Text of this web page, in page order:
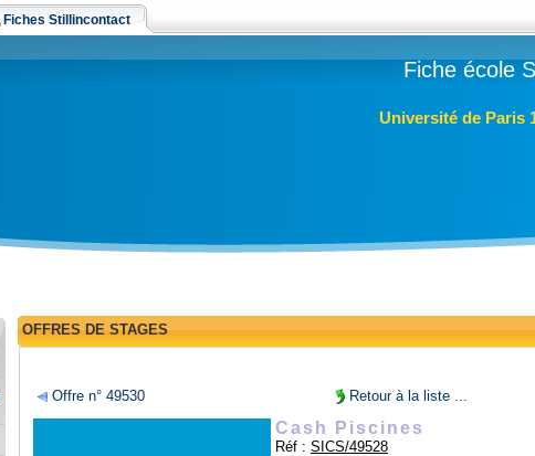
Fiches Stillincontact
Fiche école
Université de Paris
OFFRES DE STAGES
Offre n° 49530
Retour à la liste ...
Cash Piscines
Réf : SICS/49528